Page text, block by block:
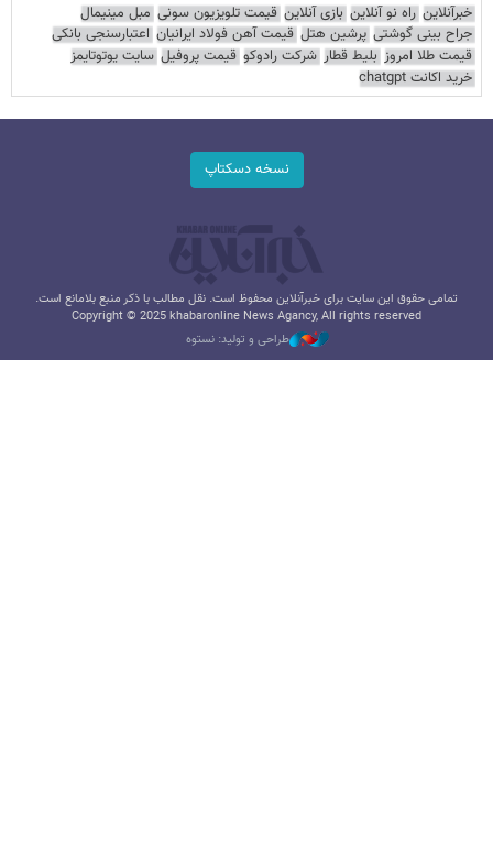
خبرآنلاین راه نو آنلاین بازی آنلاین قیمت تلویزیون سونی مبل مینیمال
جراح بینی گوشتی پرشین هتل قیمت آهن فولاد ایرانیان اعتبارسنجی بانکی
قیمت طلا امروز بلیط قطار شرکت رادوکو قیمت پروفیل سایت یوتوتایمز
خرید اکانت chatgpt
نسخه دسکتاپ
تمامی حقوق این سایت برای خبرآنلاین محفوظ است. نقل مطالب با ذکر منبع بلامانع است.
Copyright © 2025 khabaronline News Agancy, All rights reserved
طراحی و تولید: نستوه